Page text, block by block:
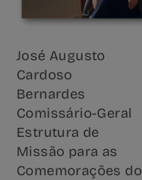
José Augusto
Cardoso
Bernardes
Comissário-Geral
Estrutura de
Missão para as
Comemorações do